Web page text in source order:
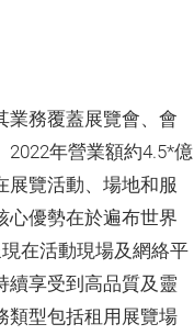
業務覆蓋展覽會、會
2022年營業額約4.5*億
展覽活動、場地和服
心優勢在於遍布世界
在活動現場及網絡平
續享受到高品質及靈
類型包括租用展覽場